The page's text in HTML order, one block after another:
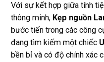
Với sự kết hợp giữa tính
thông minh, Kẹp nguồn
bước tiến trong các công
đang tìm kiếm một chiếc
bền bỉ và có độ chính xác